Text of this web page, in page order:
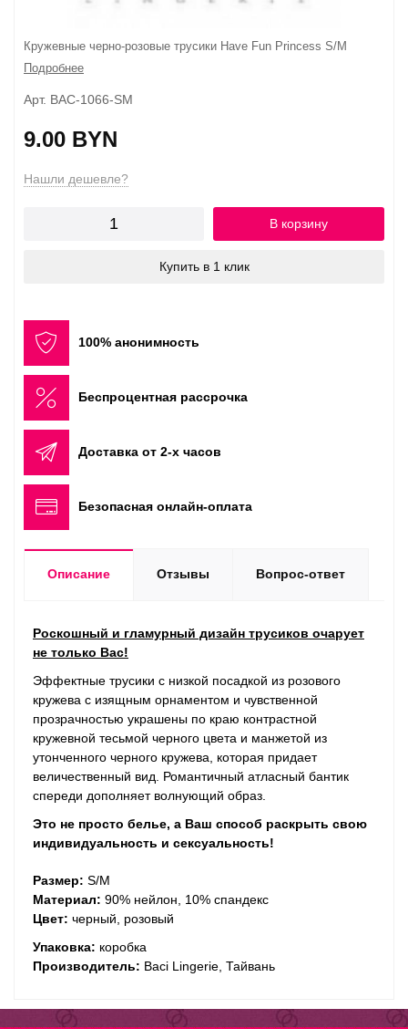
Кружевные черно-розовые трусики Have Fun Princess S/M
Подробнее
Арт. BAC-1066-SM
9.00 BYN
Нашли дешевле?
В корзину
Купить в 1 клик
100% анонимность
Беспроцентная рассрочка
Доставка от 2-х часов
Безопасная онлайн-оплата
Описание Отзывы Вопрос-ответ
Роскошный и гламурный дизайн трусиков очарует
не только Вас!
Эффектные трусики с низкой посадкой из розового
кружева с изящным орнаментом и чувственной
прозрачностью украшены по краю контрастной
кружевной тесьмой черного цвета и манжетой из
утонченного черного кружева, которая придает
величественный вид. Романтичный атласный бантик
спереди дополняет волнующий образ.
Это не просто белье, а Ваш способ раскрыть свою
индивидуальность и сексуальность!
Размер: S/M
Материал: 90% нейлон, 10% спандекс
Цвет: черный, розовый
Упаковка: коробка
Производитель: Baci Lingerie, Тайвань